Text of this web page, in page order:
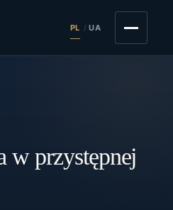
PL / UA
w przystępnej